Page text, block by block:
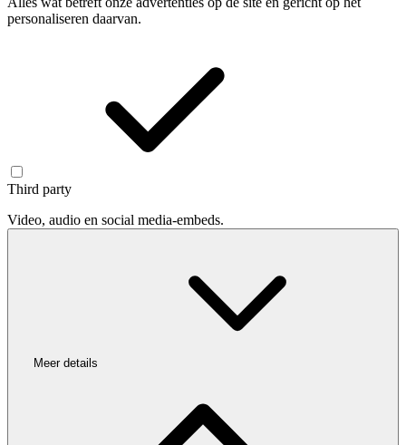
personaliseren daarvan.
Third party
Video, audio en social media-embeds.
Meer details